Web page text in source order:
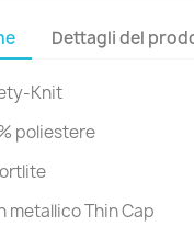
Dettagli del
Knit
poliestere
metallico Thin Cap